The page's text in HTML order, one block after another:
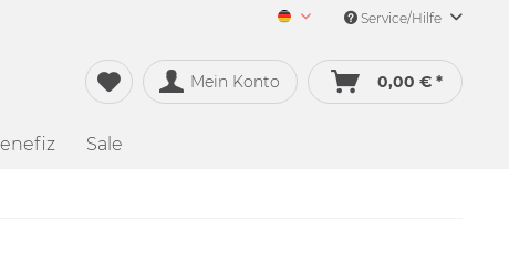
Merch&Music Deutsch
Service/Hilfe
Mein Konto 0,00 € *
Sale